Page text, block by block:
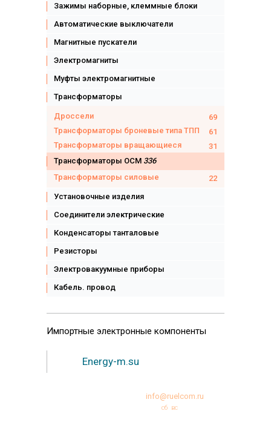
Зажимы наборные, клеммные блоки
Автоматические выключатели
Магнитные пускатели
Электромагниты
Муфты электромагнитные
Трансформаторы
Дроссели
69
Трансформаторы броневые типа ТПП
61
Трансформаторы вращающиеся
31
Трансформаторы ОСМ 336
Трансформаторы силовые
22
Установочные изделия
Соединители электрические
Конденсаторы танталовые
Резисторы
Электровакуумные приборы
Кабель. провод
Импортные электронные компоненты
Energy-m.su
info@ruelcom.ru
сб вс